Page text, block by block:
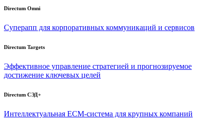
Directum Omni
Суперапп для корпоративных коммуникаций и сервисов
Directum Targets
Эффективное управление стратегией и прогнозируемое
достижение ключевых целей
Directum СЭД+
Интеллектуальная ECM-система для крупных компаний